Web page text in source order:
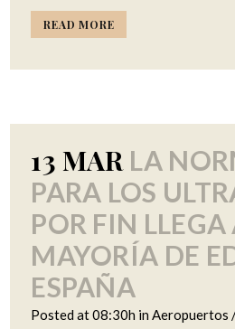
READ MORE
13 MAR LA
PARA LOS
POR FIN LLEGA
MAYORÍA DE
ESPAÑA
Posted at 08:30h inAeropuertos